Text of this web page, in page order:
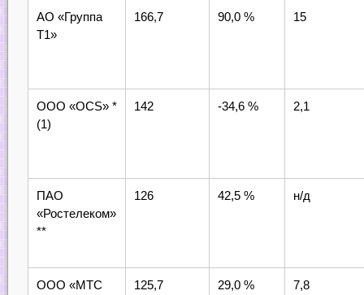
АО «Группа
Т1»
166,7 90,0 % 15
ООО «OCS» *
(1)
142 -34,6 % 2,1
ПАО
«Ростелеком»
**
126 42,5 % н/д
ООО «МТС
125,7 29,0 % 7,8